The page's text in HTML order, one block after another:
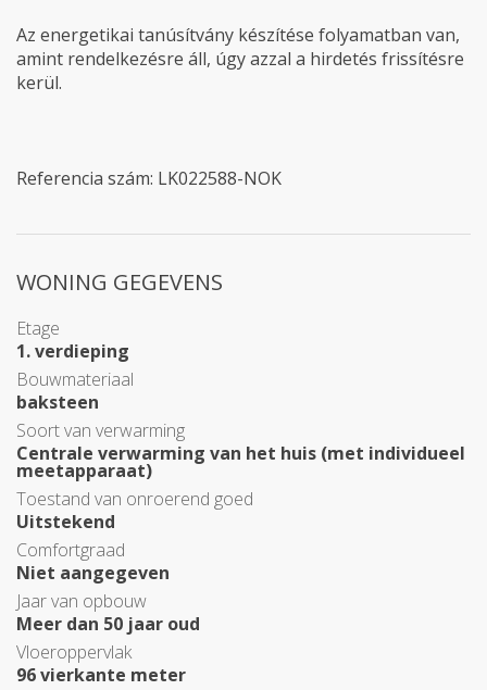
Az energetikai tanúsítvány készítése folyamatban van,
amint rendelkezésre áll, úgy azzal a hirdetés frissítésre
kerül.
Referencia szám: LK022588-NOK
WONING GEGEVENS
Etage
1. verdieping
Bouwmateriaal
baksteen
Soort van verwarming
Centrale verwarming van het huis (met individueel
meetapparaat)
Toestand van onroerend goed
Uitstekend
Comfortgraad
Niet aangegeven
Jaar van opbouw
Meer dan 50 jaar oud
Vloeroppervlak
96 vierkante meter